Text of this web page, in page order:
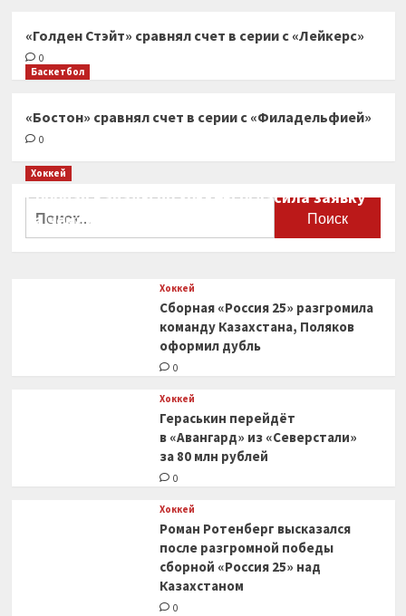
«Голден Стэйт» сравнял счет в серии с «Лейкерс»
0
Баскетбол
«Бостон» сравнял счет в серии с «Филадельфией»
0
Хоккей
Сборная Канады по хоккею огласила заявку
на чемпионат мира
Хоккей
Сборная «Россия 25» разгромила
команду Казахстана, Поляков
оформил дубль
0
Хоккей
Гераськин перейдёт
в «Авангард» из «Северстали»
за 80 млн рублей
0
Хоккей
Роман Ротенберг высказался
после разгромной победы
сборной «Россия 25» над
Казахстаном
0